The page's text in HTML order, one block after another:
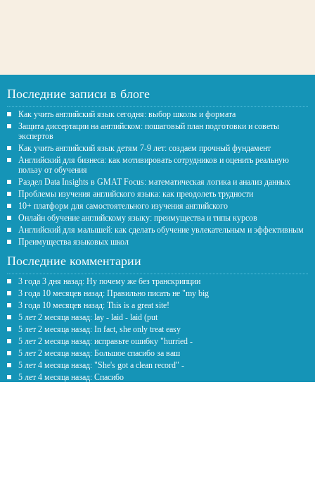
Последние записи в блоге
Как учить английский язык сегодня: выбор школы и формата
Защита диссертации на английском: пошаговый план подготовки и советы
экспертов
Как учить английский язык детям 7-9 лет: создаем прочный фундамент
Английский для бизнеса: как мотивировать сотрудников и оценить реальную
пользу от обучения
Раздел Data Insights в GMAT Focus: математическая логика и анализ данных
Проблемы изучения английского языка: как преодолеть трудности
10+ платформ для самостоятельного изучения английского
Онлайн обучение английскому языку: преимущества и типы курсов
Английский для малышей: как сделать обучение увлекательным и эффективным
Преимущества языковых школ
Последние комментарии
3 года 3 дня назад: Ну почему же без транскрипции
3 года 10 месяцев назад: Правильно писать не "my big
3 года 10 месяцев назад: This is a great site!
5 лет 2 месяца назад: lay - laid - laid (put
5 лет 2 месяца назад: In fact, she only treat easy
5 лет 2 месяца назад: исправьте ошибку "hurried -
5 лет 2 месяца назад: Большое спасибо за ваш
5 лет 4 месяца назад: "She's got a clean record" -
5 лет 4 месяца назад: Спасибо